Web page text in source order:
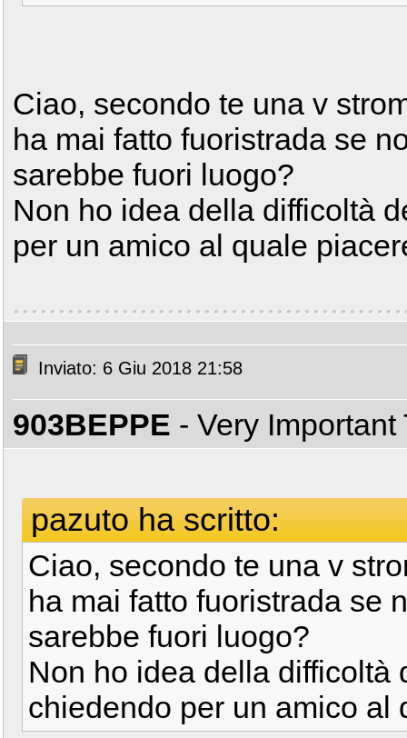
Ciao, secondo te una v
ha mai fatto fuoristrada se
sarebbe fuori luogo?
Non ho idea della difficoltà
per un amico al quale
Inviato: 6 Giu 2018 21:58
903BEPPE - Very
pazuto ha scritto:
Ciao, secondo te una v
ha mai fatto fuoristrada se
sarebbe fuori luogo?
Non ho idea della difficoltà
chiedendo per un amico al